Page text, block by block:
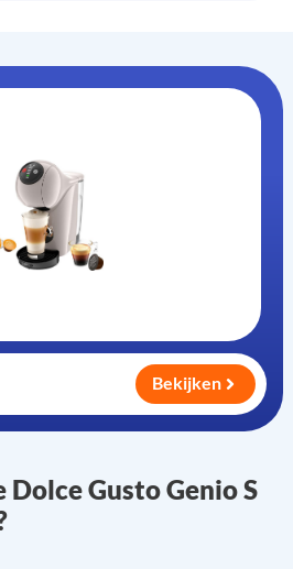
Dolce Gusto Genio S
Bekijken